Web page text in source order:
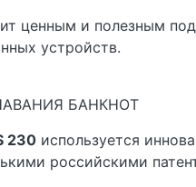
ценным и полезным
устройств.
БАНКНОТ
230 используется
российскими